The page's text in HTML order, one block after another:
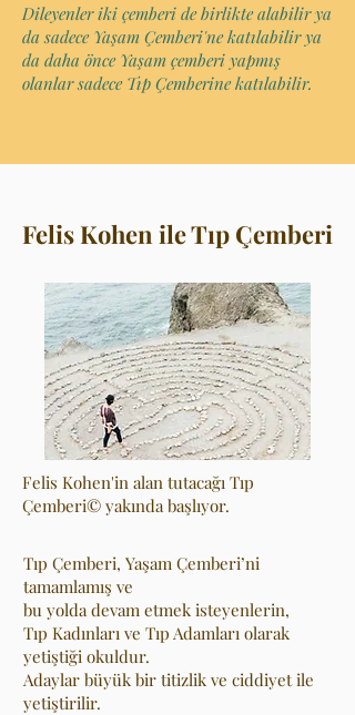
Dileyenler iki çemberi de birlikte alabilir ya
da sadece Yaşam Çemberi'ne katılabilir ya
da daha önce Yaşam çemberi yapmış
olanlar sadece Tıp Çemberine katılabilir.
Felis Kohen ile Tıp Çemberi
Felis Kohen'in alan tutacağı Tıp
Çemberi© yakında başlıyor.
Tıp Çemberi, Yaşam Çemberi’ni
tamamlamış ve
bu yolda devam etmek isteyenlerin,
Tıp Kadınları ve Tıp Adamları olarak
yetiştiği okuldur.
Adaylar büyük bir titizlik ve ciddiyet ile
yetiştirilir.